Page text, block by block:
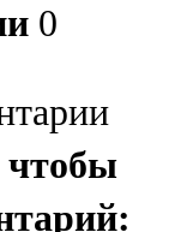
0
чтобы